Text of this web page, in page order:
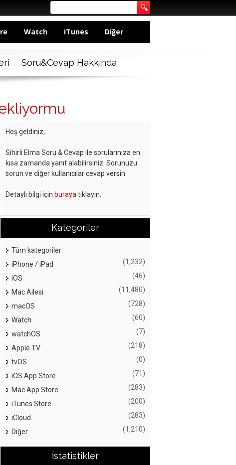
Watch iTunes Diğer
Soru&Cevap Hakkında
Hoş geldiniz,
Sihirli Elma Soru & Cevap ile sorularınıza en
kısa zamanda yanıt alabilirsiniz. Sorunuzu
sorun ve diğer kullanıcılar cevap versin.
Detaylı bilgi için buraya tıklayın.
Kategoriler
Tüm kategoriler
iPhone / iPad
(1,232)
iOS (46)
Mac Ailesi (11,480)
macOS (728)
Watch (60)
watchOS (7)
Apple TV (218)
tvOS (0)
iOS App Store (71)
Mac App Store (283)
iTunes Store (200)
iCloud (283)
Diğer (1,210)
İstatistikler